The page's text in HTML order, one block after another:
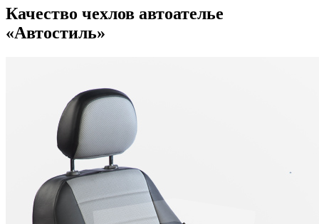
Качество чехлов автоателье
«Автостиль»